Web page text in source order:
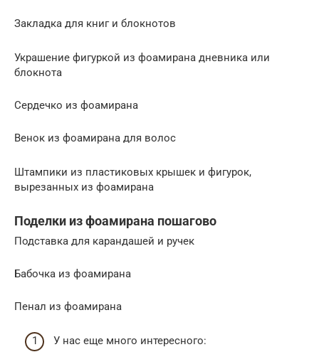
Закладка для книг и блокнотов
Украшение фигуркой из фоамирана дневника или
блокнота
Сердечко из фоамирана
Венок из фоамирана для волос
Штампики из пластиковых крышек и фигурок,
вырезанных из фоамирана
Поделки из фоамирана пошагово
Подставка для карандашей и ручек
Бабочка из фоамирана
Пенал из фоамирана
У нас еще много интересного: